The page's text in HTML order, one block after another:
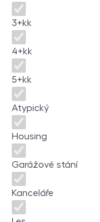
3+kk
4+kk
5+kk
Atypický
Housing
Garážové stání
Kanceláře